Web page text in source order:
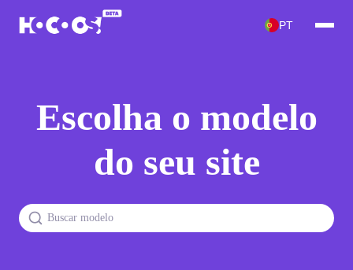
PT
Escolha o modelo
do seu site